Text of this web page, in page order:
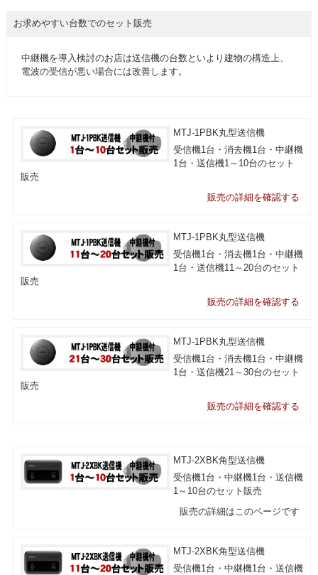
お求めやすい台数でのセット販売
中継機を導入検討のお店は送信機の台数といより建物の構造上、
電波の受信が悪い場合には改善します。
MTJ-1PBK丸型送信機
受信機1台・消去機1台・中継機
1台・送信機1～10台のセット
販売
販売の詳細を確認する
MTJ-1PBK丸型送信機
受信機1台・消去機1台・中継機
1台・送信機11～20台のセット
販売
販売の詳細を確認する
MTJ-1PBK丸型送信機
受信機1台・消去機1台・中継機
1台・送信機21～30台のセット
販売
販売の詳細を確認する
MTJ-2XBK角型送信機
受信機1台・中継機1台・送信機
1～10台のセット販売
販売の詳細はこのページです
MTJ-2XBK角型送信機
受信機1台・中継機1台・送信機